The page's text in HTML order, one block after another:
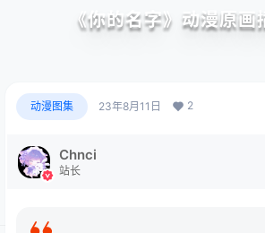
《你的名字》动漫原画
动漫图集 23年8月11日 2
Chnci
站长